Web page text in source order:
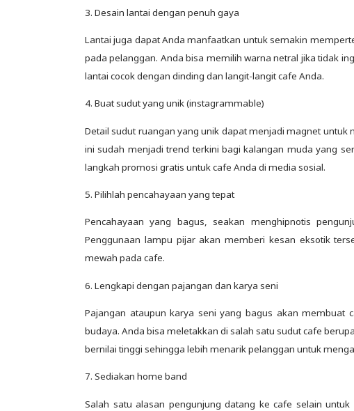
3. Desain lantai dengan penuh gaya
Lantai juga dapat Anda manfaatkan untuk semakin
pada pelanggan. Anda bisa memilih warna netral jika tidak
lantai cocok dengan dinding dan langit-langit cafe Anda.
4. Buat sudut yang unik (instagrammable)
Detail sudut ruangan yang unik dapat menjadi magnet
ini sudah menjadi trend terkini bagi kalangan muda yang
langkah promosi gratis untuk cafe Anda di media sosial.
5. Pilihlah pencahayaan yang tepat
Pencahayaan yang bagus, seakan menghipnotis
Penggunaan lampu pijar akan memberi kesan eksotik
mewah pada cafe.
6. Lengkapi dengan pajangan dan karya seni
Pajangan ataupun karya seni yang bagus akan membuat
budaya. Anda bisa meletakkan di salah satu sudut cafe
bernilai tinggi sehingga lebih menarik pelanggan untuk
7. Sediakan home band
Salah satu alasan pengunjung datang ke cafe selain